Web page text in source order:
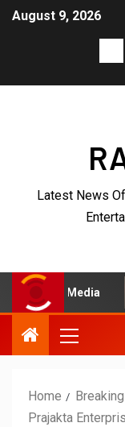
August 9, 2026
Latest News
Home
Prajakta